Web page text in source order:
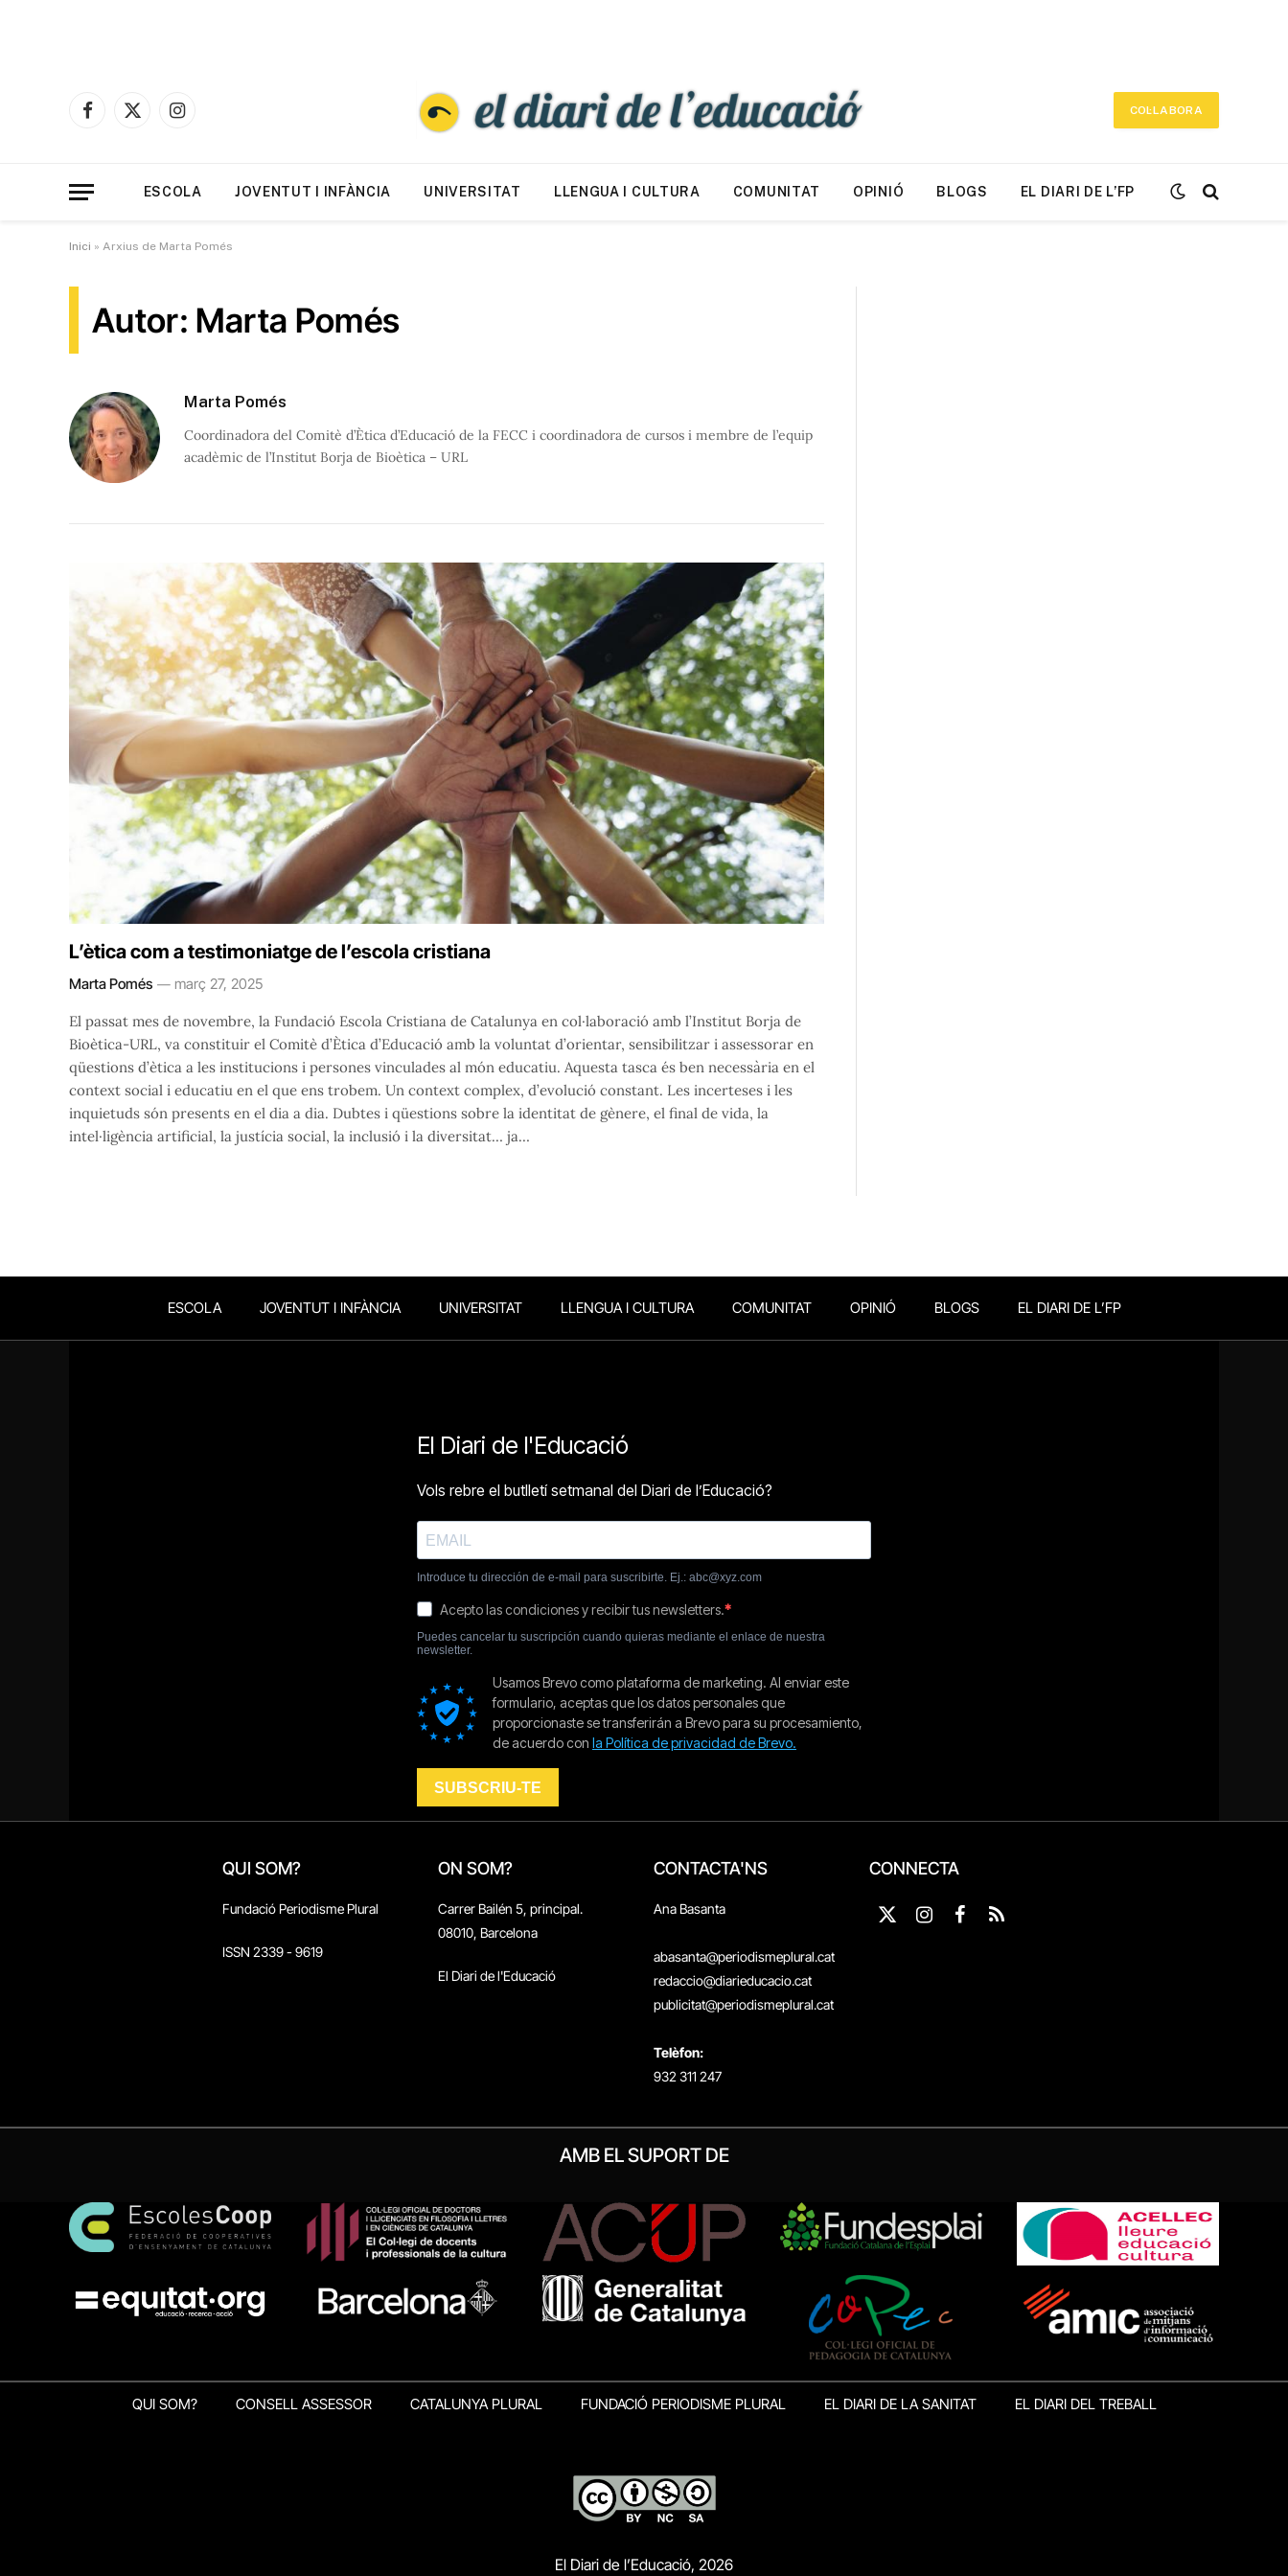
Facebook
X
Instagram
COL·LABORA
ESCOLA JOVENTUT I INFÀNCIA UNIVERSITAT LLENGUA I CULTURA COMUNITAT OPINIÓ BLOGS EL DIARI DE L’FP
Inici » Arxius de Marta Pomés
Autor: Marta Pomés
Marta Pomés
Coordinadora del Comitè d’Ètica d’Educació de la FECC i coordinadora de cursos i membre de l’equip
acadèmic de l’Institut Borja de Bioètica – URL
L’ètica com a testimoniatge de l’escola cristiana
Marta Pomés març 27, 2025
El passat mes de novembre, la Fundació Escola Cristiana de Catalunya en col·laboració amb l’Institut Borja de
Bioètica-URL, va constituir el Comitè d’Ètica d’Educació amb la voluntat d’orientar, sensibilitzar i assessorar en
qüestions d’ètica a les institucions i persones vinculades al món educatiu. Aquesta tasca és ben necessària en el
context social i educatiu en el que ens trobem. Un context complex, d’evolució constant. Les incerteses i les
inquietuds són presents en el dia a dia. Dubtes i qüestions sobre la identitat de gènere, el final de vida, la
intel·ligència artificial, la justícia social, la inclusió i la diversitat… ja…
ESCOLA JOVENTUT I INFÀNCIA UNIVERSITAT LLENGUA I CULTURA COMUNITAT OPINIÓ BLOGS EL DIARI DE L’FP
QUI SOM?
Fundació Periodisme Plural
ISSN 2339 - 9619
ON SOM?
Carrer Bailén 5, principal.
08010, Barcelona
El Diari de l'Educació
CONTACTA'NS
Ana Basanta
abasanta@periodismeplural.cat
redaccio@diarieducacio.cat
publicitat@periodismeplural.cat
Telèfon:
932 311 247
CONNECTA
X
Instagram
Facebook
RSS
AMB EL SUPORT DE
QUI SOM? CONSELL ASSESSOR CATALUNYA PLURAL FUNDACIÓ PERIODISME PLURAL EL DIARI DE LA SANITAT EL DIARI DEL TREBALL
El Diari de l’Educació, 2026